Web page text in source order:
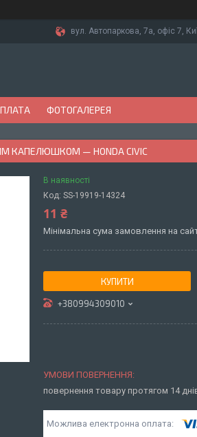
вул. Автопаркова, 7а, офіс 7,
ФОТОГАЛЕРЕЯ
КАПЕЛЮШКОМ — HONDA CIVIC
В наявності
Код: SS-19919-14324
11 ₴
Мінімальна сума замовлення на
КУПИТИ
+380994309010
повернення товару протягом 14